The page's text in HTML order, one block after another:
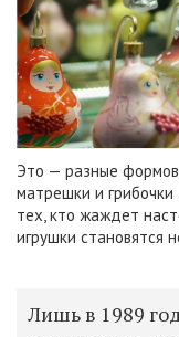
Это — разные
матрешки и
тех, кто жаждет
игрушки становятся
Лишь в 1989